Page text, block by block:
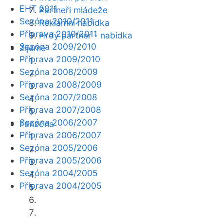
Partneři mládeže
Reklamní nabídka
Hrdý partner - nabídka
Žijeme
Fanzóna
EHT 2011
Sezóna 2010/2011
Příprava 2010/2011
Sezóna 2009/2010
Příprava 2009/2010
Sezóna 2008/2009
Příprava 2008/2009
Sezóna 2007/2008
Příprava 2007/2008
Sezóna 2006/2007
Příprava 2006/2007
Sezóna 2005/2006
Příprava 2005/2006
Sezóna 2004/2005
Příprava 2004/2005